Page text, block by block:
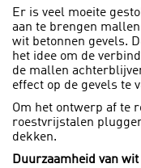
Er is veel moeite
aan te brengen
wit betonnen gevels.
het idee om de
de mallen
effect op de gevels te
Om het ontwerp af te
roestvrijstalen
dekken.
Duurzaamheid van wit